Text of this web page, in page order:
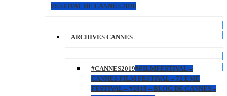
FESTIVAL DE CANNES 2020
ARCHIVES CANNES
#CANNES2019#FILMFESTIVAL –
CANNES FILM FESTIVAL – 72 EME
FESTIVAL – #2019 – BLOG DE CANNES –